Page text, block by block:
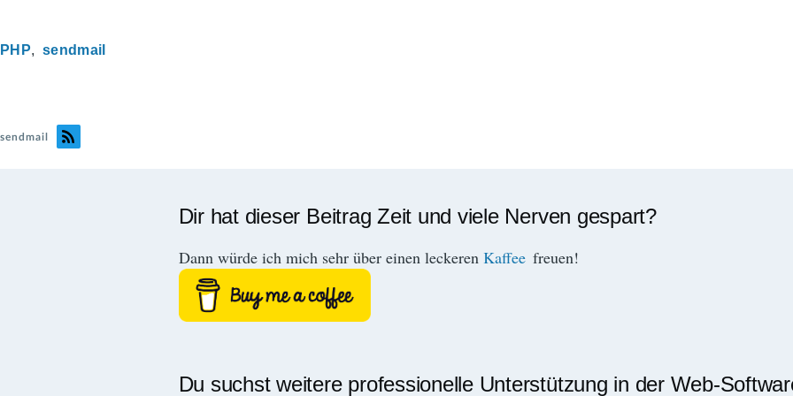
PHP sendmail
sendmail
Dir hat dieser Beitrag Zeit und viele Nerven gespart?
Dann würde ich mich sehr über einen leckeren Kaffee freuen!
Du suchst weitere professionelle Unterstützung in der Web-